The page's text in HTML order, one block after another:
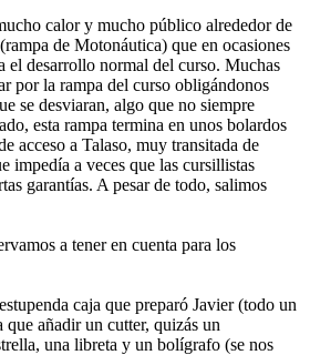
calor y mucho público alrededor de
de Motonáutica) que en ocasiones
el desarrollo normal del curso. Muchas
por la rampa del curso obligándonos
se desviaran, algo que no siempre
esta rampa termina en unos bolardos
acceso a Talaso, muy transitada de
impedía a veces que las cursillistas
garantías. A pesar de todo, salimos
a tener en cuenta para los
caja que preparó Javier (todo un
añadir un cutter, quizás un
una libreta y un bolígrafo (se nos